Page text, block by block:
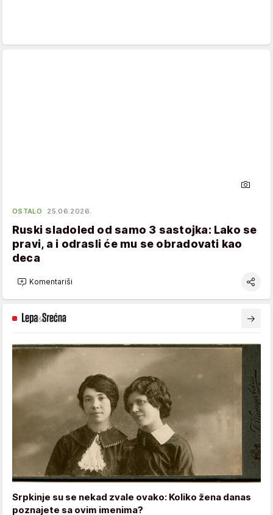
OSTALO 25.06.2026.
Ruski sladoled od samo 3 sastojka: Lako se
pravi, a i odrasli će mu se obradovati kao
deca
Komentariši
Srpkinje su se nekad zvale ovako: Koliko žena danas
poznajete sa ovim imenima?